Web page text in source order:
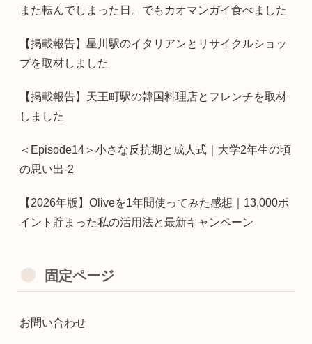
また転んでしまった日。でもカオマンガイ食べました
【掲載報告】星川駅のイタリアンとリサイクルショッ
プを取材しました
【掲載報告】天王町駅の韓国料理店とフレンチを取材
しました
＜Episode14＞小さな反抗期と成人式｜大学2年生の頃
の思い出-2
【2026年版】Oliveを1年間使ってみた感想｜13,000ポ
イント貯まった私の活用法と最新キャンペーン
固定ページ
お問い合わせ